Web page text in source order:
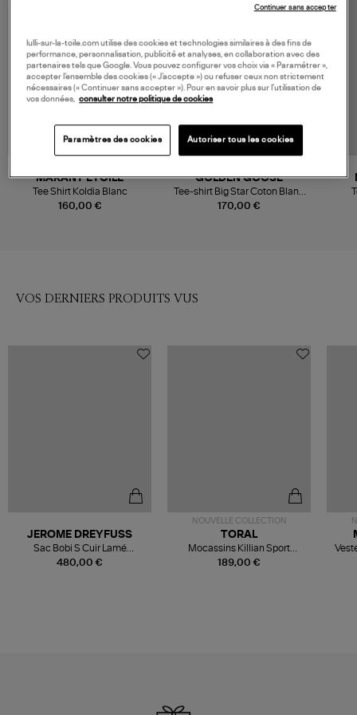
160,00 €
MARANT ÉTOILE
Tee Shirt Koldia Blanc
170,00 €
GOLDEN GOOSE
Tee-shirt Big Star Coton Blanc
Noir
VOS DERNIERS PRODUITS VUS
480,00 €
JEROME DREYFUSS
Sac Bobi S Cuir Lamé
Champagne
NOUVELLE COLLECTION
189,00 €
TORAL
Mocassins Killian Sport
Mousse
lulli-sur-la-toile.com utilise des cookies et technologies similaires à des fins de
performance, personnalisation, publicité et analyses, en collaboration avec des
partenaires tels que Google. Vous pouvez configurer vos choix via « Paramétrer »,
accepter l’ensemble des cookies (« J’accepte ») ou refuser ceux non strictement
nécessaires (« Continuer sans accepter »). Pour en savoir plus sur l’utilisation de
vos données, consulter notre politique de cookies
Paramètres des cookies Autoriser tous les cookies
Continuer sans accepter